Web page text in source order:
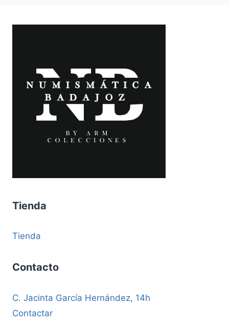
Tienda
Tienda
Contacto
C. Jacinta García Hernández, 14h
Contactar